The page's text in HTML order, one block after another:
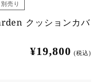
売り
クッションカバ
¥19,800 (税込)